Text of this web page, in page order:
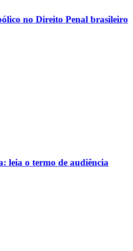
no Direito Penal brasileiro
leia o termo de audiência